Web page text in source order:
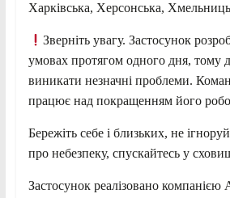
Харківська, Херсонська,
Зверніть увагу. Застосунок
умовах протягом одного дня, тому
виникати незначні проблеми.
працює над покращенням його
Бережіть себе і близьких, не
про небезпеку, спускайтесь у
Застосунок реалізовано компанією